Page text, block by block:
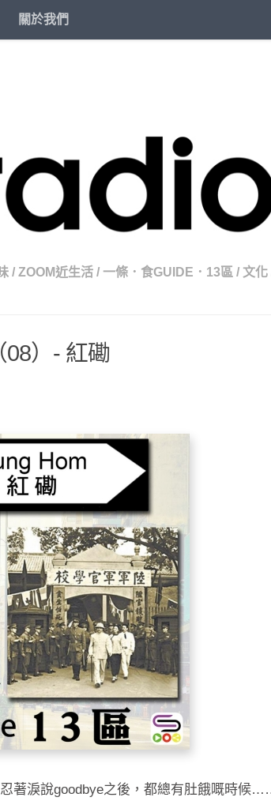
關於我們
/ ZOOM近生活 / 一條．食GUIDE．13區 / 文化
）- 紅磡
著淚說goodbye之後，都總有肚餓嘅時候